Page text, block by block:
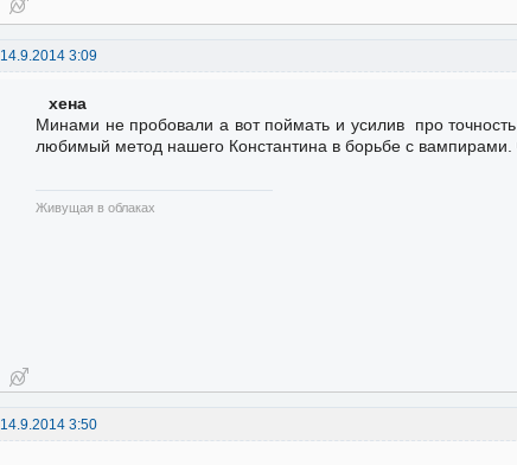
14.9.2014 3:09
хена
Минами не пробовали а вот поймать и усилив про
любимый метод нашего Константина в борьбе с вампирами.
Живущая в облаках
14.9.2014 3:50